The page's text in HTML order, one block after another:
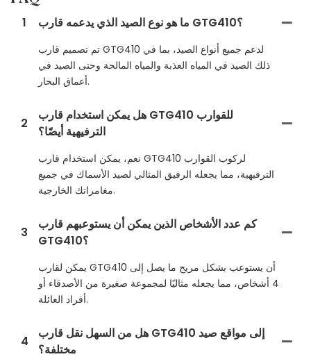
1 ما هو نوع الصيد الذي يدعمه قارب GTG410؟
تم تصميم قارب GTG410 لدعم جميع أنواع الصيد، بما في
ذلك الصيد في المياه العذبة والمياه المالحة وحتى الصيد في
أعماق البحار.
2
هل يمكن استخدام قارب GTG410 للقوارب
الترفيهية أيضًا؟
نعم، يمكن استخدام قارب GTG410 لركوب القوارب
الترفيهية، مما يجعله الرفيق المثالي لصيد الأسماك في جميع
مغامراتك الخارجية.
3
كم عدد الأشخاص الذين يمكن أن يستوعبهم قارب
GTG410؟
يمكن لقارب GTG410 أن يستوعب بشكل مريح ما يصل إلى
4 أشخاص، مما يجعله مثاليًا لمجموعة صغيرة من الأصدقاء أو
أفراد العائلة.
4
هل من السهل نقل قارب GTG410 إلى مواقع صيد
مختلفة؟